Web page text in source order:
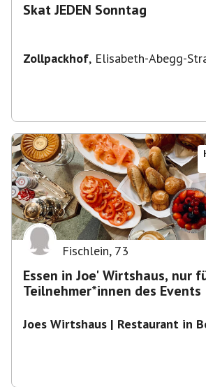
Skat JEDEN Sonntag
Zollpackhof, Elisabeth-Abegg-
Fischlein, 73
Essen in Joe' Wirtshaus, nur
Teilnehmer*innen des Events
Joes Wirtshaus | Restaurant in